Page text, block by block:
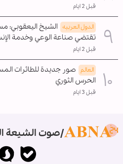
قبل 2 ايام
الدول العربیه الشيخ اليعقوبي:
تقتضي صناعة الوعي وخدمة
قبل 2 ايام
العالم صور جديدة للطائرات
الحرس الثوري
قبل 3 ايام
صوت الشيعة